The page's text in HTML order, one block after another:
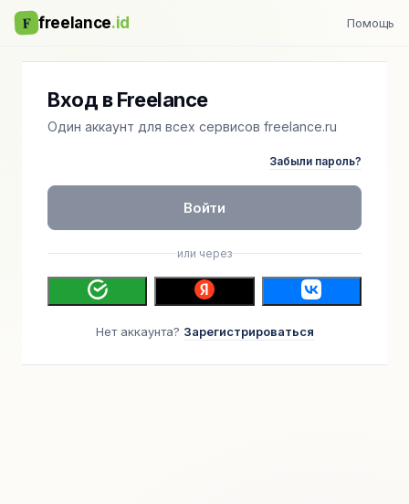
F freelance.id Помощь
Вход в Freelance
Один аккаунт для всех сервисов freelance.ru
Забыли пароль?
Войти
или через
Нет аккаунта? Зарегистрироваться